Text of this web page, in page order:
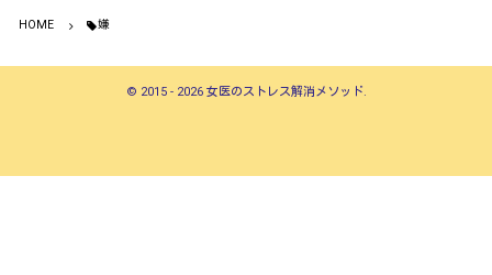
HOME 嫌
© 2015 - 2026 女医のストレス解消メソッド.